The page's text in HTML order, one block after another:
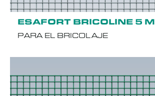
ESAFORT BRICOLINE 5 M
PARA EL BRICOLAJE